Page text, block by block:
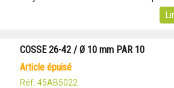
COSSE 26-42 / Ø 10 mm PAR 10
article épuisé
Réf: 45AB5022